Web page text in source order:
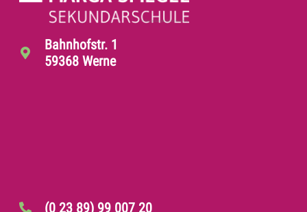
Bahnhofstr. 1
59368 Werne
(0 23 89) 99 007 20